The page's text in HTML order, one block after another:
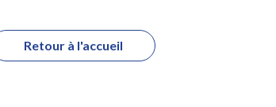
Retour à l'accueil